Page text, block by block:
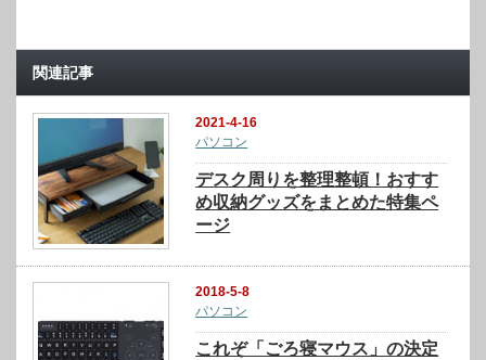
関連記事
2021-4-16
パソコン
デスク周りを整理整頓！おすす
め収納グッズをまとめた特集ペ
ージ
2018-5-8
パソコン
これぞ「ごろ寝マウス」の決定